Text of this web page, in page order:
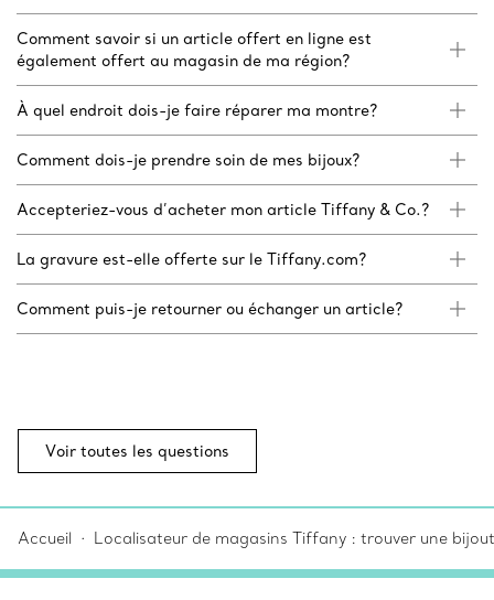
Comment savoir si un article offert en ligne est
également offert au magasin de ma région?
À quel endroit dois-je faire réparer ma montre?
Comment dois-je prendre soin de mes bijoux?
Accepteriez-vous d’acheter mon article Tiffany & Co.?
La gravure est-elle offerte sur le Tiffany.com?
Comment puis-je retourner ou échanger un article?
Voir toutes les questions
Accueil Localisateur de magasins Tiffany : trouver une